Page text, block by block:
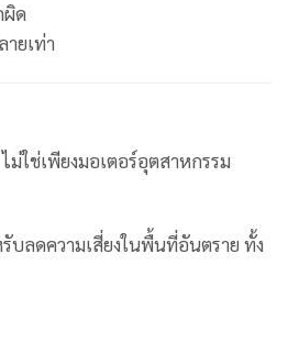
ผิด
ายเท่า
ใช่เพียงมอเตอร์อุตสาหกรรม
ลดความเสี่ยงในพื้นที่อันตราย ทั้ง